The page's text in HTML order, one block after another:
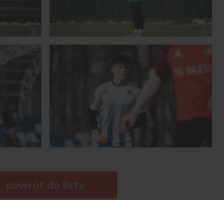
powrót do listy